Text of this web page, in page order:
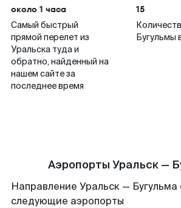
около 1 часа
Самый быстрый
прямой перелет из
Уральска туда и
обратно, найденный на
нашем сайте за
последнее время
15
Бугульмы
Аэропорты Уральск —
Направление Уральск —
следующие аэропорты